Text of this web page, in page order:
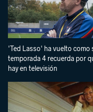
'Ted Lasso' ha vuelto como
temporada 4 recuerda por
hay en televisión